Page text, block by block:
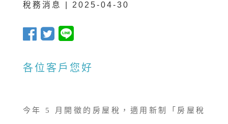
稅務消息 | 2025-04-30
各位客戶您好
今年 5 月開徵的房屋稅，適用新制「房屋稅